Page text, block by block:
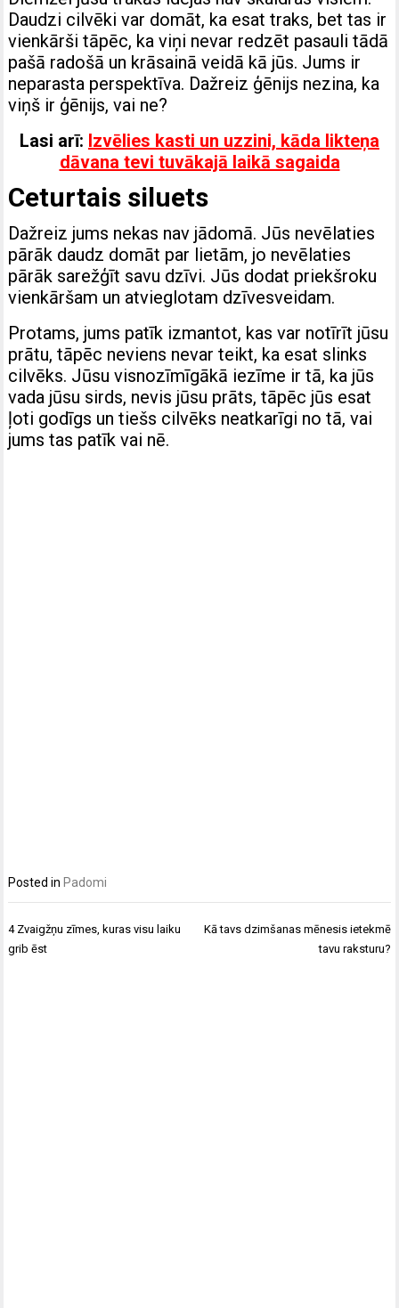
Daudzi cilvēki var domāt, ka esat traks, bet tas ir
vienkārši tāpēc, ka viņi nevar redzēt pasauli tādā
pašā radošā un krāsainā veidā kā jūs. Jums ir
neparasta perspektīva. Dažreiz ģēnijs nezina, ka
viņš ir ģēnijs, vai ne?
Lasi arī: Izvēlies kasti un uzzini, kāda likteņa
dāvana tevi tuvākajā laikā sagaida
Ceturtais siluets
Dažreiz jums nekas nav jādomā. Jūs nevēlaties
pārāk daudz domāt par lietām, jo ​​nevēlaties
pārāk sarežģīt savu dzīvi. Jūs dodat priekšroku
vienkāršam un atvieglotam dzīvesveidam.
Protams, jums patīk izmantot, kas var notīrīt jūsu
prātu, tāpēc neviens nevar teikt, ka esat slinks
cilvēks. Jūsu visnozīmīgākā iezīme ir tā, ka jūs
vada jūsu sirds, nevis jūsu prāts, tāpēc jūs esat
ļoti godīgs un tiešs cilvēks neatkarīgi no tā, vai
jums tas patīk vai nē.
Posted inPadomi
Post
navigation
4 Zvaigžņu zīmes, kuras visu laiku
grib ēst
Kā tavs dzimšanas mēnesis ietekmē
tavu raksturu?